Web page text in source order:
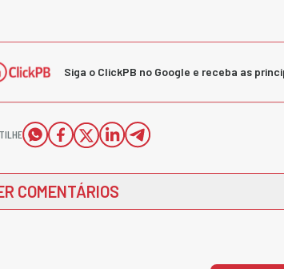
Siga o ClickPB no Google e receba as
COMENTÁRIOS